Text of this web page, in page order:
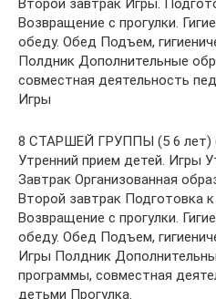
Второй завтрак Игры.
Возвращение с прогулки.
обеду. Обед Подъем,
Полдник Дополнительные
совместная деятельность
Игры
8 СТАРШЕЙ ГРУППЫ (5 6 лет)
Утренний прием детей. Игры
Завтрак Организованная
Второй завтрак Подготовка к
Возвращение с прогулки.
обеду. Обед Подъем,
Игры Полдник
программы, совместная
детьми Прогулка.